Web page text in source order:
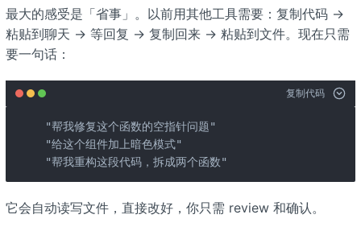
最大的感受是「省事」。以前用其他工具需要：复制代码 →
粘贴到聊天 → 等回复 → 复制回来 → 粘贴到文件。现在只需
要一句话：
复制代码
"帮我修复这个函数的空指针问题"
"给这个组件加上暗色模式"
"帮我重构这段代码，拆成两个函数"
它会自动读写文件，直接改好，你只需 review 和确认。